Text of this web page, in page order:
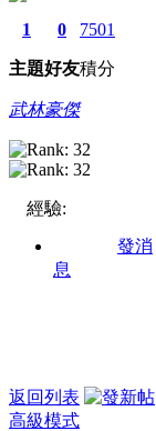
1
主題
0
好友
7501
積分
武林豪傑
經驗:
發消
息
返回列表
高級模式